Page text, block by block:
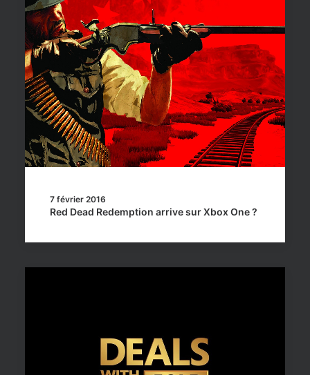
7 février 2016
Red Dead Redemption arrive sur Xbox One ?